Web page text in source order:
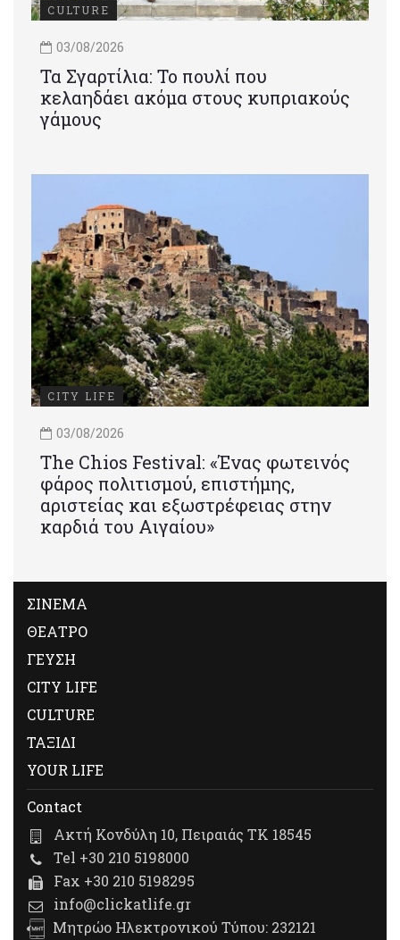
CULTURE
03/08/2026
Τα Σγαρτίλια: Το πουλί που
κελαηδάει ακόμα στους κυπριακούς
γάμους
CITY LIFE
03/08/2026
Τhe Chios Festival: «Ένας φωτεινός
φάρος πολιτισμού, επιστήμης,
αριστείας και εξωστρέφειας στην
καρδιά του Αιγαίου»
ΣΙΝΕΜΑ
ΘΕΑΤΡΟ
ΓΕΥΣΗ
CITY LIFE
CULTURE
ΤΑΞΙΔΙ
YOUR LIFE
Contact
Ακτή Κονδύλη 10, Πειραιάς ΤΚ 18545
Tel +30 210 5198000
Fax +30 210 5198295
info@clickatlife.gr
Μητρώο Ηλεκτρονικού Τύπου: 232121